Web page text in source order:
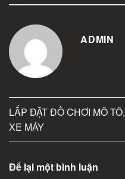
ADMIN
LẮP ĐẶT ĐỒ CHƠI MÔ TÔ,
XE MÁY
Để lại một bình luận